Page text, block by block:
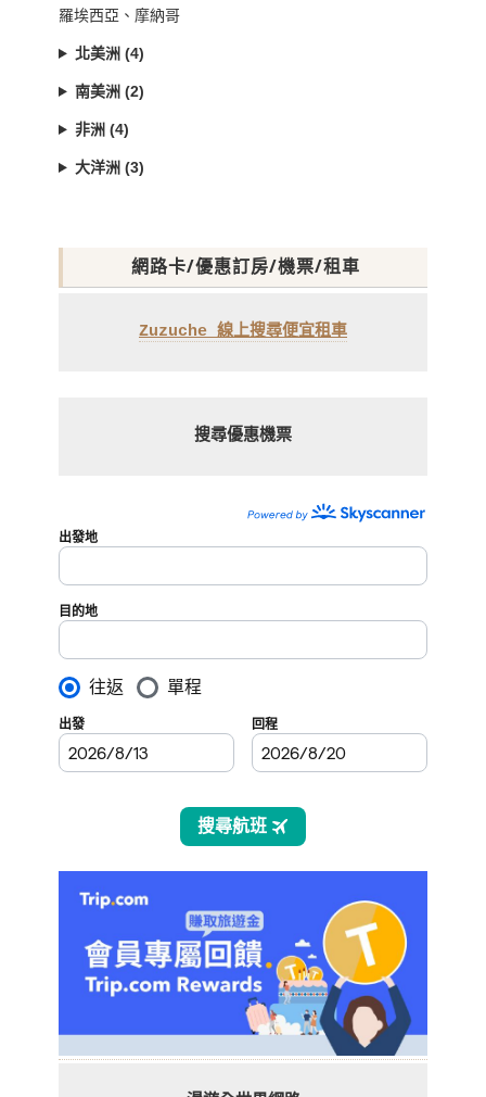
羅埃西亞、摩納哥
北美洲 (4)
南美洲 (2)
非洲 (4)
大洋洲 (3)
網路卡/優惠訂房/機票/租車
Zuzuche 線上搜尋便宜租車
搜尋優惠機票